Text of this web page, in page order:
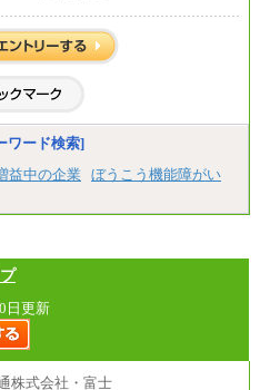
円以上
円以上
271,350円以上
上
に変更ございません。
に変更ございません。
ワード検索]
益中の企業
ぼうこう機能障がい
日更新